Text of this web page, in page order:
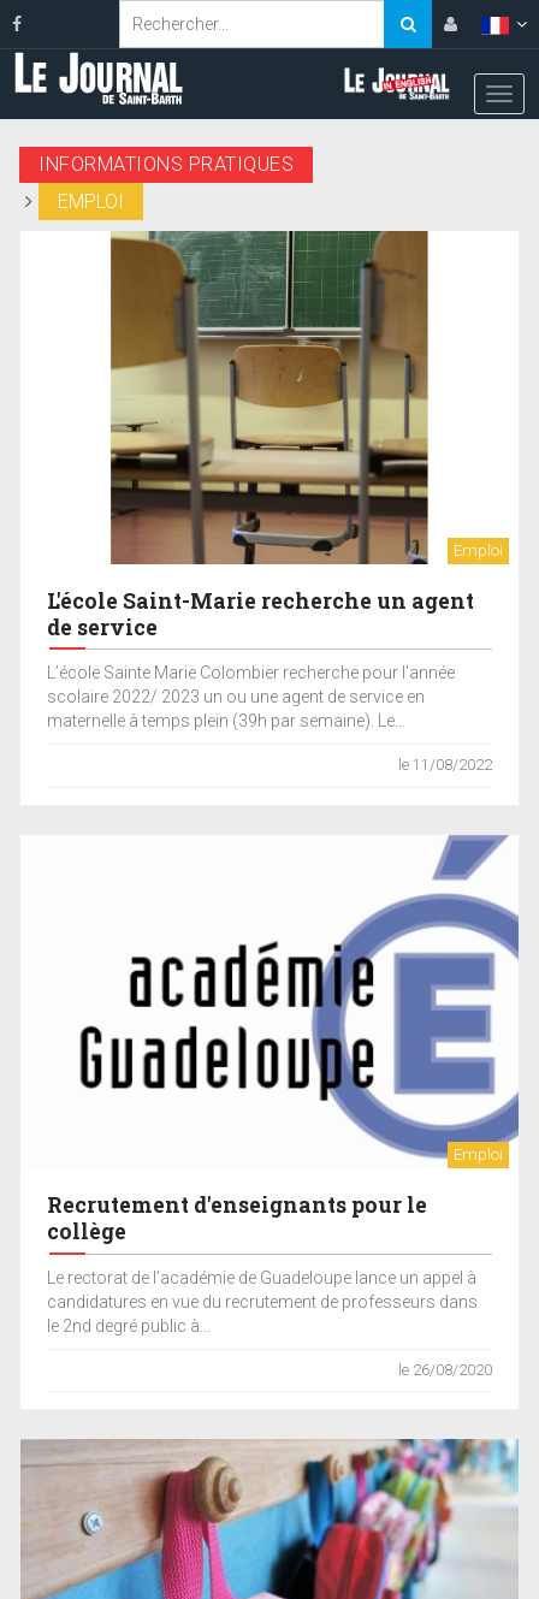
INFORMATIONS PRATIQUES
EMPLOI
Emploi
L'école Saint-Marie recherche un agent
de service
L’école Sainte Marie Colombier recherche pour l’année
scolaire 2022/ 2023 un ou une agent de service en
maternelle à temps plein (39h par semaine). Le...
le 11/08/2022
Emploi
Recrutement d'enseignants pour le
collège
Le rectorat de l’académie de Guadeloupe lance un appel à
candidatures en vue du recrutement de professeurs dans
le 2nd degré public à...
le 26/08/2020